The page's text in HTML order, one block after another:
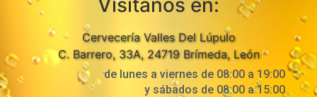
Cervecería Valles Del Lúpulo
C. Barrero, 33A, 24719 Brímeda, León
de lunes a viernes de 08:00 a 19:00
y sábados de 08:00 a 15:00